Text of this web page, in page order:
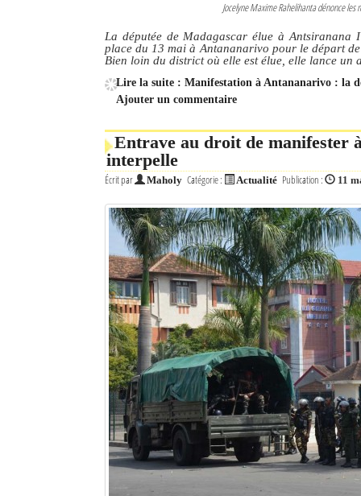
Jocelyne Maxime Rahelihanta dénonce les
La députée de Madagascar élue à
place du 13 mai à Antananarivo pour le départ
Bien loin du district où elle est élue, elle lance un
Lire la suite : Manifestation à Antananarivo : la
Ajouter un commentaire
Entrave au droit de manifester
interpelle
Écrit par Maholy Catégorie : Actualité Publication : 11